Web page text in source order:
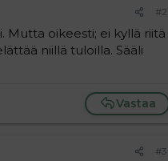
#2
Mutta oikeesti; ei kyllä riitä
niillä tuloilla. Sääli
Vastaa
#3